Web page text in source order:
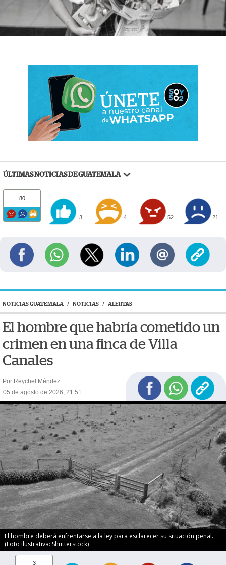
ÚLTIMAS NOTICIAS DE GUATEMALA
80
3 4 52 21
NOTICIAS GUATEMALA / NOTICIAS / ALERTAS
El hombre que habría cometido un
crimen en una finca de Villa
Canales
Por Reychel Méndez
05 de agosto de 2026, 21:51
El hombre deberá enfrentarse a la ley para esclarecer su situación penal.
(Foto ilustrativa: Shutterstock)
3